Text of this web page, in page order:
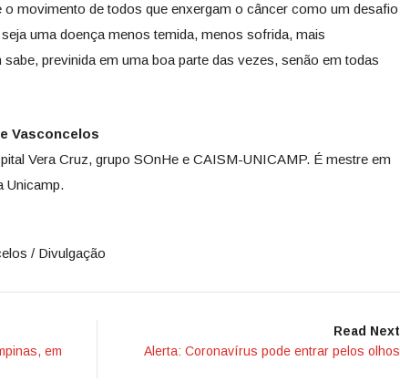
o movimento de todos que enxergam o câncer como um desafio
uma doença menos temida, menos sofrida, mais
previnida em uma boa parte das vezes, senão em todas
Vasconcelos
Vera Cruz, grupo SOnHe e CAISM-UNICAMP. É mestre em
Unicamp.
/ Divulgação
em
Read Next
Alerta: Coronavírus pode entrar pelos olhos